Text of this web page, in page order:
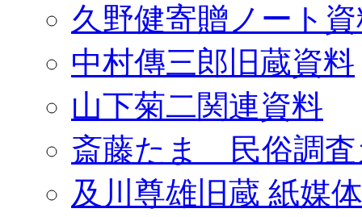
久野健寄贈ノート
中村傳三郎旧蔵資料
山下菊二関連資料
斎藤たま 民俗調査
及川尊雄旧蔵 紙媒